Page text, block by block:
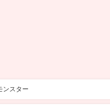
ンスター